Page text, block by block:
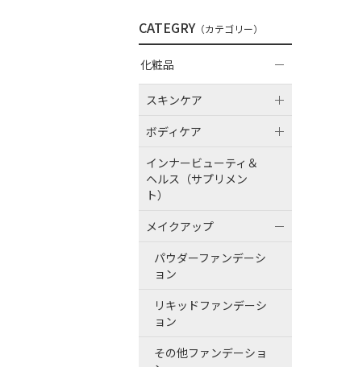
CATEGRY（カテゴリー）
化粧品
スキンケア
ボディケア
インナービューティ＆
ヘルス（サプリメン
ト）
メイクアップ
パウダーファンデーシ
ョン
リキッドファンデーシ
ョン
その他ファンデーショ